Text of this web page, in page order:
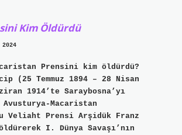
Kim Öldürdü
Prensini kim öldürdü?
(25 Temmuz 1894 – 28 Nisan
1914’te Saraybosna’yı
Macaristan
Veliaht Prensi Arşidük Franz
I. Dünya Savaşı’nın